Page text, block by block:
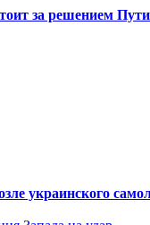
за решением
украинского